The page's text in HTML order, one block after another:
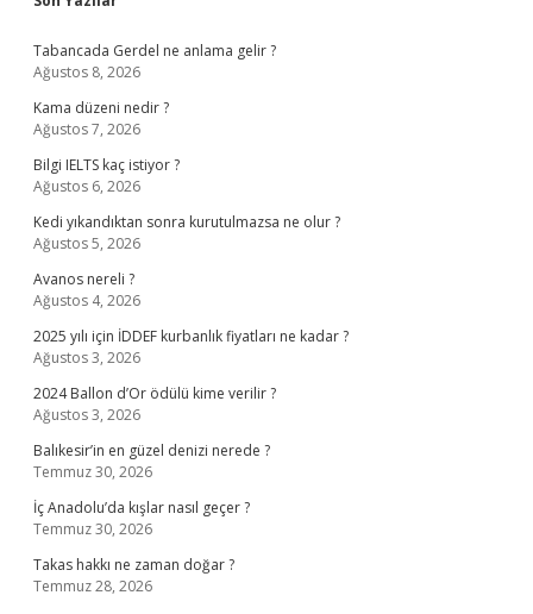
Sidebar
Tabancada Gerdel ne anlama gelir ?
Ağustos 8, 2026
Kama düzeni nedir ?
Ağustos 7, 2026
Bilgi IELTS kaç istiyor ?
Ağustos 6, 2026
Kedi yıkandıktan sonra kurutulmazsa ne olur ?
Ağustos 5, 2026
Avanos nereli ?
Ağustos 4, 2026
2025 yılı için İDDEF kurbanlık fiyatları ne kadar ?
Ağustos 3, 2026
2024 Ballon d’Or ödülü kime verilir ?
Ağustos 3, 2026
Balıkesir’in en güzel denizi nerede ?
Temmuz 30, 2026
İç Anadolu’da kışlar nasıl geçer ?
Temmuz 30, 2026
Takas hakkı ne zaman doğar ?
Temmuz 28, 2026